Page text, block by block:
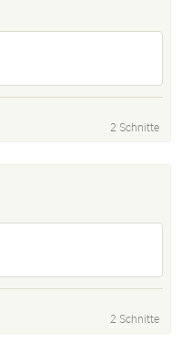
2 Schnitte
2 Schnitte